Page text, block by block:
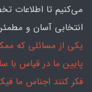
می‌کنیم تا اطلاعات
انتخابی آسان و
یکی از مسائلی که
پایین ما در قیاس
فکر کنند اجناس ما